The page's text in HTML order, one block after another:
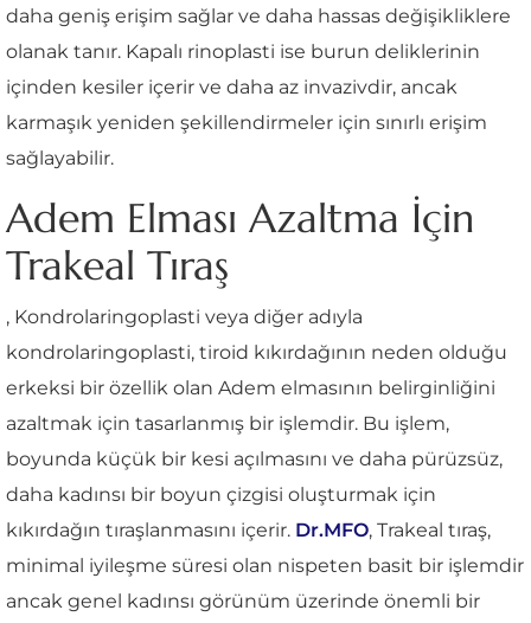
daha geniş erişim sağlar ve daha hassas değişikliklere
olanak tanır. Kapalı rinoplasti ise burun deliklerinin
içinden kesiler içerir ve daha az invazivdir, ancak
karmaşık yeniden şekillendirmeler için sınırlı erişim
sağlayabilir.
Adem Elması Azaltma İçin
Trakeal Tıraş
, Kondrolaringoplasti veya diğer adıyla
kondrolaringoplasti, tiroid kıkırdağının neden olduğu
erkeksi bir özellik olan Adem elmasının belirginliğini
azaltmak için tasarlanmış bir işlemdir. Bu işlem,
boyunda küçük bir kesi açılmasını ve daha pürüzsüz,
daha kadınsı bir boyun çizgisi oluşturmak için
kıkırdağın tıraşlanmasını içerir. Dr.MFO, Trakeal tıraş,
minimal iyileşme süresi olan nispeten basit bir işlemdir
ancak genel kadınsı görünüm üzerinde önemli bir